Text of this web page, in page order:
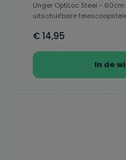
Unger OptiLoc Steel -
uitschuifbare
€ 14,95
In de